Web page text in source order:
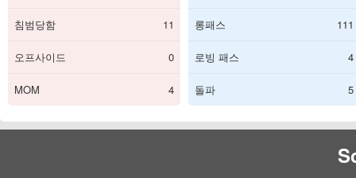
침범당함 11
오프사이드 0
MOM 4
롱패스 111
로빙 패스 4
돌파 5